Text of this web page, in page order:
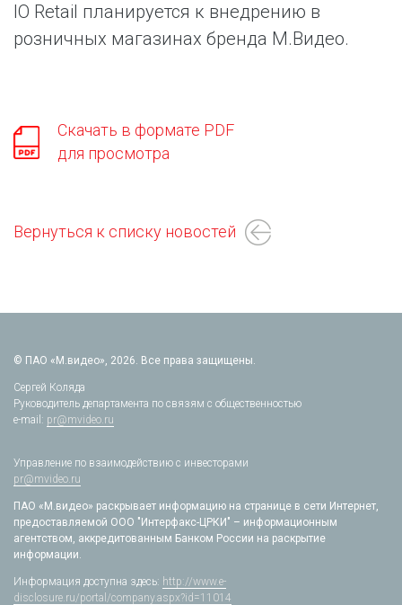
IO Retail планируется к внедрению в
розничных магазинах бренда М.Видео.
Скачать в формате PDF
для просмотра
Вернуться к списку новостей
© ПАО «М.видео», 2026. Все права защищены.
Сергей Коляда
Руководитель департамента по связям с общественностью
e-mail: pr@mvideo.ru
Управление по взаимодействию с инвесторами
pr@mvideo.ru
ПАО «М.видео» раскрывает информацию на странице в сети Интернет,
предоставляемой ООО "Интерфакс-ЦРКИ" – информационным
агентством, аккредитованным Банком России на раскрытие
информации.
Информация доступна здесь: http://www.e-
disclosure.ru/portal/company.aspx?id=11014